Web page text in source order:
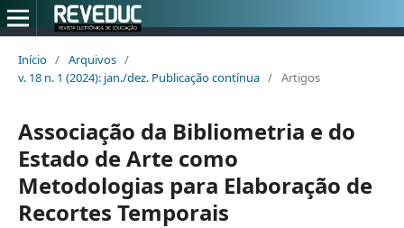
Início / Arquivos /
v. 18 n. 1 (2024): jan./dez. Publicação contínua / Artigos
Associação da Bibliometria e do
Estado de Arte como
Metodologias para Elaboração de
Recortes Temporais